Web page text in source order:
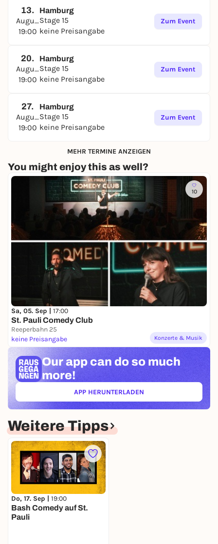
13.
August
19:00
Hamburg
Stage 15
keine Preisangabe
Zum Event
20.
August
19:00
Hamburg
Stage 15
keine Preisangabe
Zum Event
27.
August
19:00
Hamburg
Stage 15
keine Preisangabe
Zum Event
MEHR TERMINE ANZEIGEN
You might enjoy this as well?
10
Sa, 05. Sep | 17:00
St. Pauli Comedy Club
Reeperbahn 25
keine Preisangabe
Konzerte & Musik
Our app can do so much
more!
APP HERUNTERLADEN(ÖFFNET IN NEUEM TAB)
Weitere Tipps
Do, 17. Sep | 19:00
Bash Comedy auf St.
Pauli